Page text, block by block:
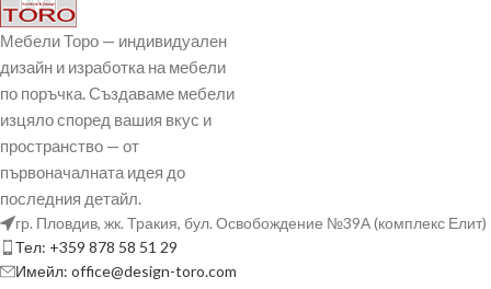
Мебели Торо — индивидуален
дизайн и изработка на мебели
по поръчка. Създаваме мебели
изцяло според вашия вкус и
пространство — от
първоначалната идея до
последния детайл.
гр. Пловдив, жк. Тракия, бул. Освобождение №39А (комплекс Елит)
Тел: +359 878 58 51 29
Имейл: office@design-toro.com